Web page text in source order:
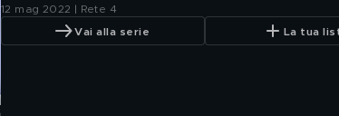
12 mag 2022 | Rete 4
Vai alla serie La tua